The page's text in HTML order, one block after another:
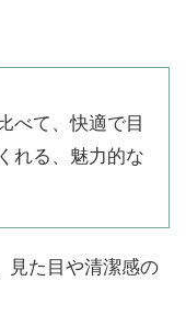
べて、快適で目
れる、魅力的な
見た目や清潔感の